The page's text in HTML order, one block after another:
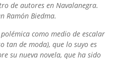
de autores en Navalanegra.
Ramón Biedma.
como medio de escalar
tan de moda), que lo suyo es
su nueva novela, que ha sido